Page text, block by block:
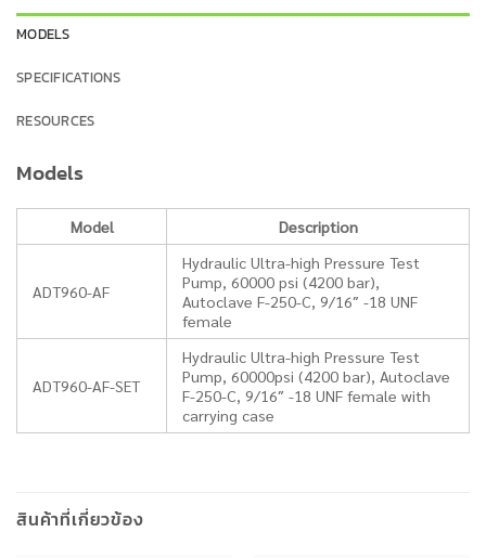
MODELS
SPECIFICATIONS
RESOURCES
Models
Model Description
ADT960-AF
Hydraulic Ultra-high Pressure Test
Pump, 60000 psi (4200 bar),
Autoclave F-250-C, 9/16″ -18 UNF
female
ADT960-AF-SET
Hydraulic Ultra-high Pressure Test
Pump, 60000psi (4200 bar), Autoclave
F-250-C, 9/16″ -18 UNF female with
carrying case
สินค้าที่เกี่ยวข้อง